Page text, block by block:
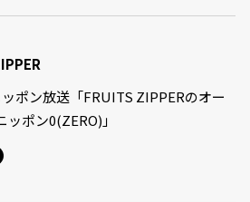
ッポン放送「FRUITS ZIPPERのオー
ッポン0(ZERO)」